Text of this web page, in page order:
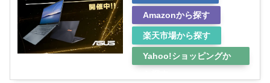
Amazonから探す
楽天市場から探す
Yahoo!ショッピングか